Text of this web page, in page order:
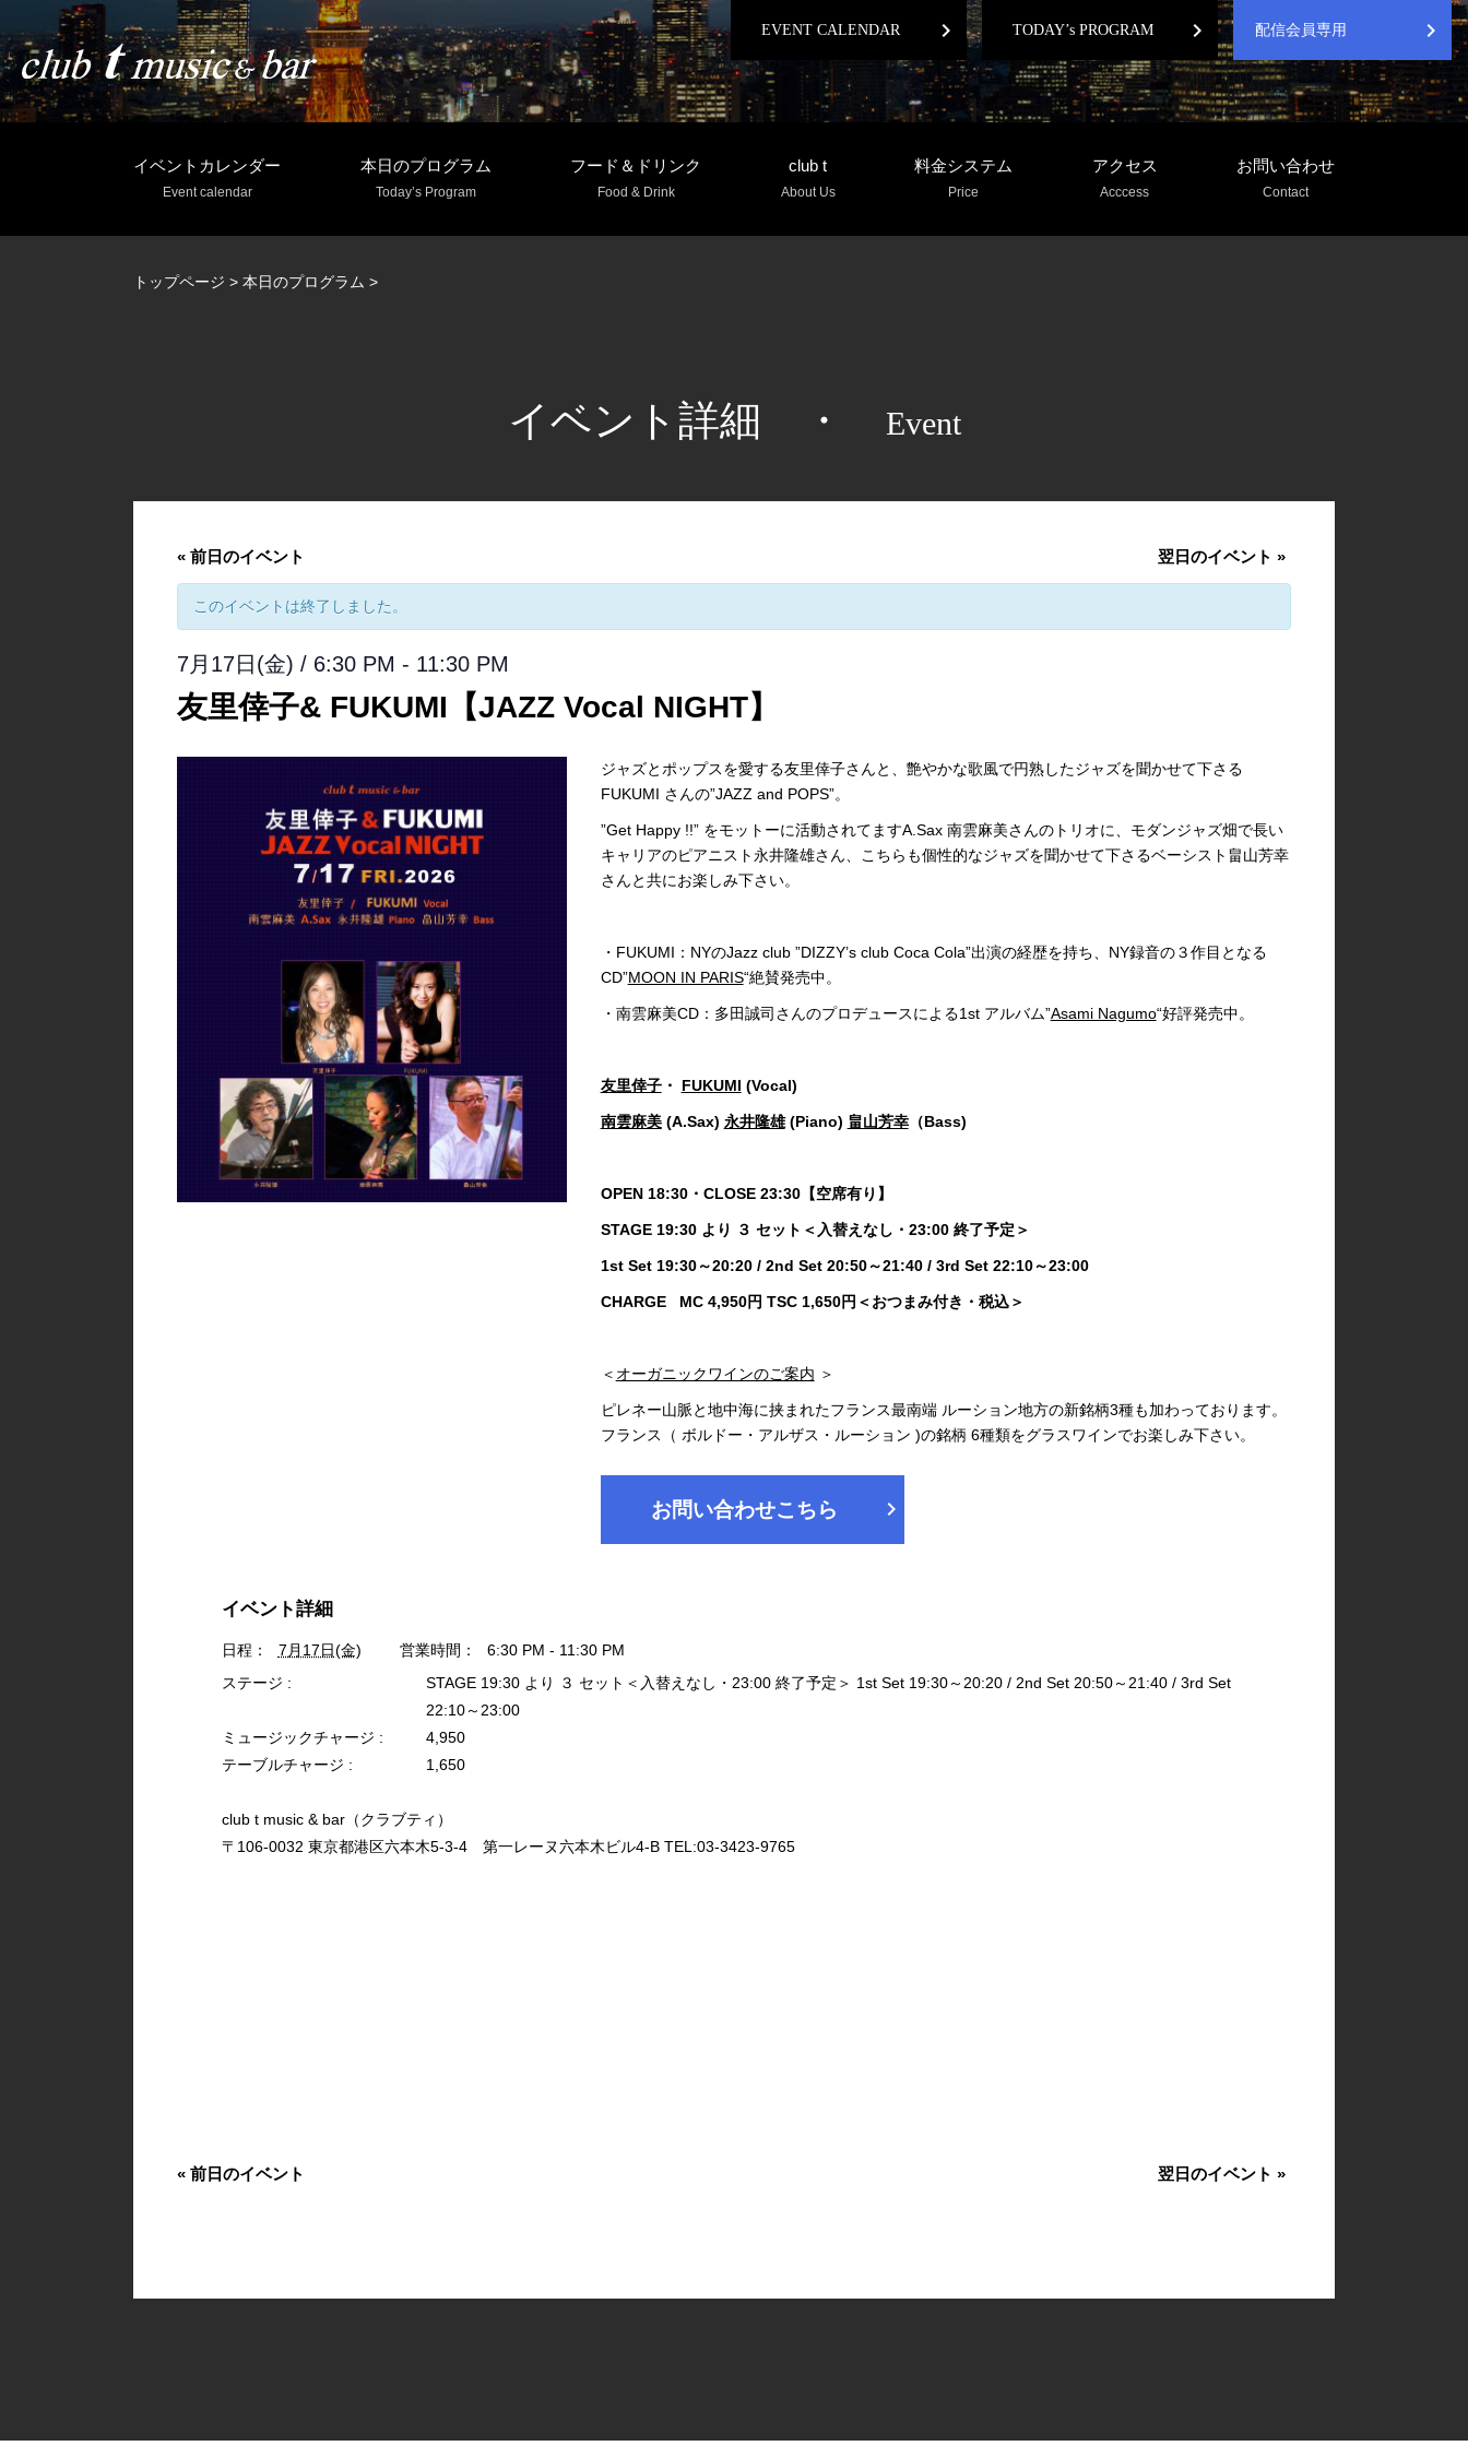
EVENT CALENDAR chevron_right TODAY’s PROGRAM chevron_right 配信会員専用 chevron_right
イベントカレンダー
Event calendar
本日のプログラム
Today’s Program
フード＆ドリンク
Food & Drink
club t
About Us
料金システム
Price
アクセス
Acccess
お問い合わせ
Contact
トップページ > 本日のプログラム >
イベント詳細 ・ Event
« 前日のイベント 翌日のイベント »
このイベントは終了しました。
7月17日(金) / 6:30 PM - 11:30 PM
友里倖子& FUKUMI【JAZZ Vocal NIGHT】
ジャズとポップスを愛する友里倖子さんと、艶やかな歌風で円熟したジャズを聞かせて下さる
FUKUMI さんの”JAZZ and POPS”。
”Get Happy !!” をモットーに活動されてますA.Sax 南雲麻美さんのトリオに、モダンジャズ畑で長い
キャリアのピアニスト永井隆雄さん、こちらも個性的なジャズを聞かせて下さるベーシスト畠山芳幸
さんと共にお楽しみ下さい。
・FUKUMI：NYのJazz club ”DIZZY’s club Coca Cola”出演の経歴を持ち、NY録音の３作目となる
CD”MOON IN PARIS“絶賛発売中。
・南雲麻美CD：多田誠司さんのプロデュースによる1st アルバム”Asami Nagumo“好評発売中。
友里倖子・ FUKUMI (Vocal)
南雲麻美(A.Sax) 永井隆雄(Piano) 畠山芳幸（Bass)
OPEN 18:30・CLOSE 23:30【空席有り】
STAGE 19:30 より ３ セット＜入替えなし・23:00 終了予定＞
1st Set 19:30～20:20 / 2nd Set 20:50～21:40 / 3rd Set 22:10～23:00
CHARGE MC 4,950円 TSC 1,650円＜おつまみ付き・税込＞
＜ オーガニックワインのご案内 ＞
ピレネー山脈と地中海に挟まれたフランス最南端 ルーション地方の新銘柄3種も加わっております。
フランス（ ボルドー・アルザス・ルーション )の銘柄 6種類をグラスワインでお楽しみ下さい。
お問い合わせこちら chevron_right
イベント詳細
日程： 7月17日(金) 営業時間：
6:30 PM - 11:30 PM
ステージ :
STAGE 19:30 より ３ セット＜入替えなし・23:00 終了予定＞ 1st Set 19:30～20:20 / 2nd Set 20:50～21:40 / 3rd Set
22:10～23:00
ミュージックチャージ :
4,950
テーブルチャージ :
1,650
club t music & bar（クラブティ）
〒106-0032 東京都港区六本木5-3-4 第一レーヌ六本木ビル4-B TEL:03-3423-9765
« 前日のイベント 翌日のイベント »